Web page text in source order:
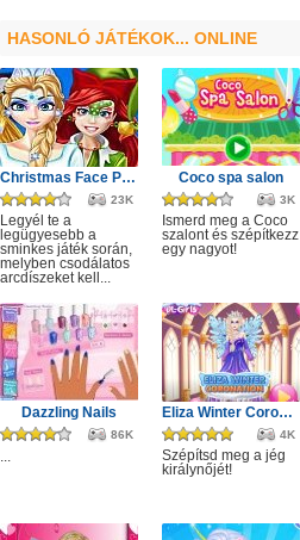
HASONLÓ JÁTÉKOK... ONLINE
Christmas Face Painting
23K
Legyél te a
legügyesebb a
sminkes játék során,
melyben csodálatos
arcdíszeket kell...
Coco spa salon
3K
Ismerd meg a Coco
szalont és szépítkezz
egy nagyot!
Dazzling Nails
86K
...
Eliza Winter Coronation
4K
Szépítsd meg a jég
királynőjét!